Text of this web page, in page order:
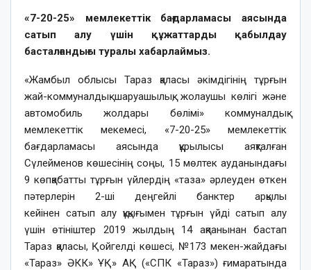
«7-20-25» мемлекеттік бағдарламасы аясында
сатып алу үшін құжаттарды қабылдау
басталғандығы туралы хабарлаймыз.
«Жамбыл облысы Тараз қаласы әкімдігінің тұрғын
жай-коммуналдық шаруашылық, жолаушы көлігі және
автомобиль жолдары бөлімі» коммуналдық
мемлекеттік мекемесі, «7-20-25» мемлекеттік
бағдарламасы аясында құрылысы аяқталған
Сүлейменов көшесінің соңы, 15 мөлтек ауданындағы
9 көпқабатты тұрғын үйлердің «таза» әрлеуден өткен
пәтерлерін 2-ші деңгейлі банктер арқылы
кейінен сатып алу құқығымен тұрғын үйді сатып алу
үшін өтініштер 2019 жылдың 14 ақпанынан бастап
Тараз қаласы, Қойгелді көшесі, №173 мекен-жайдағы
«Тараз» ӘКК» ҰҚ» АҚ («СПК «Тараз») ғимаратында